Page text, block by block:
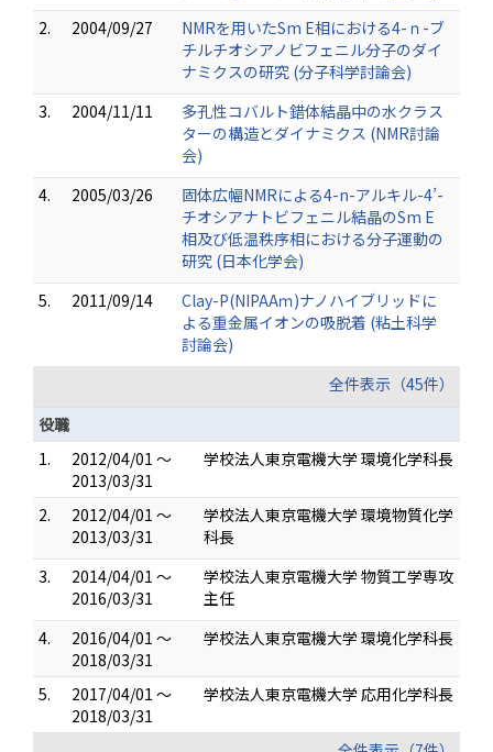
2.
2004/09/27
NMRを用いたSm E相における4-ｎ-ブ
チルチオシアノビフェニル分子のダイ
ナミクスの研究 (分子科学討論会)
3.
2004/11/11
多孔性コバルト錯体結晶中の水クラス
ターの構造とダイナミクス (NMR討論
会)
4.
2005/03/26
固体広幅NMRによる4-n-アルキル-4’-
チオシアナトビフェニル結晶のSm E
相及び低温秩序相における分子運動の
研究 (日本化学会)
5.
2011/09/14
Clay-P(NIPAAｍ)ナノハイブリッドに
よる重金属イオンの吸脱着 (粘土科学
討論会)
全件表示（45件）
役職
1.
2012/04/01 ～
2013/03/31
学校法人東京電機大学 環境化学科長
2.
2012/04/01 ～
2013/03/31
学校法人東京電機大学 環境物質化学
科長
3.
2014/04/01 ～
2016/03/31
学校法人東京電機大学 物質工学専攻
主任
4.
2016/04/01 ～
2018/03/31
学校法人東京電機大学 環境化学科長
5.
2017/04/01 ～
2018/03/31
学校法人東京電機大学 応用化学科長